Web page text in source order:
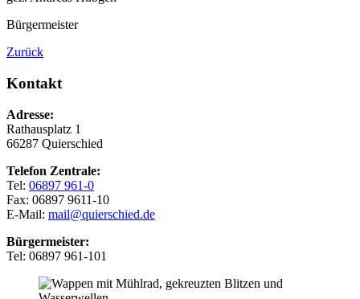
Bürgermeister
Zurück
Kontakt
Adresse:
Rathausplatz 1
66287 Quierschied
Telefon Zentrale:
Tel: 06897 961-0
Fax: 06897 9611-10
E-Mail: mail@quierschied.de
Bürgermeister:
Tel: 06897 961-101